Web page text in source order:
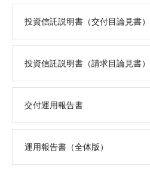
投資信託説明書（交付目論見書）
投資信託説明書（請求目論見書）
交付運用報告書
運用報告書（全体版）